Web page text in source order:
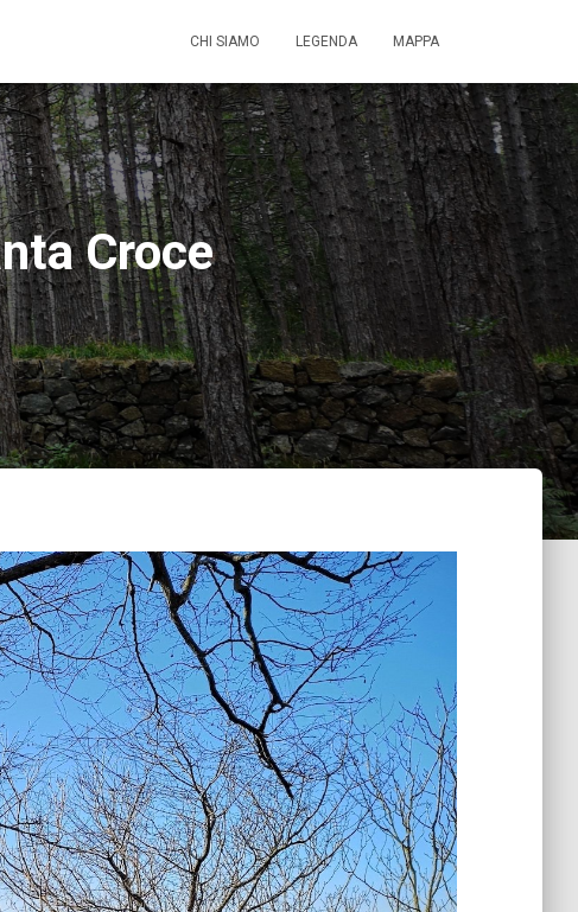
CHI SIAMO LEGENDA MAPPA
Croce